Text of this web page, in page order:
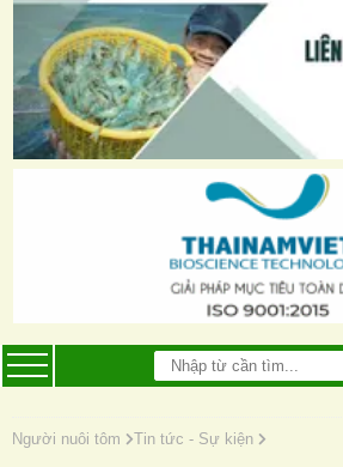
Người nuôi tôm Tin tức - Sự kiện